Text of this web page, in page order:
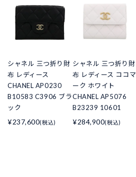
シャネル 三つ折り財
布 レディース
CHANEL AP0230
B10583 C3906 ブラ
ック
¥237,600(税込)
シャネル 三つ折り財
布 レディース ココマ
ーク ホワイト
CHANEL AP5076
B23239 10601
¥284,900(税込)